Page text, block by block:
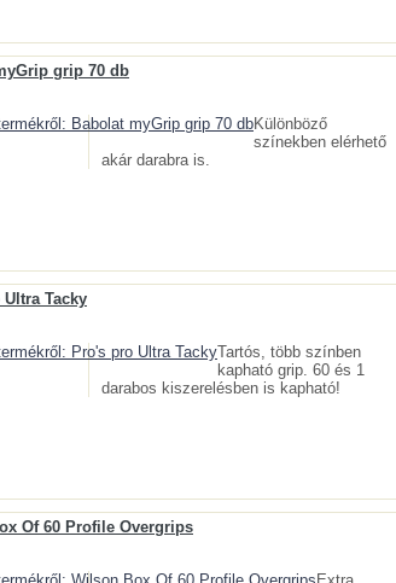
grip 70 db
Különböző
színekben elérhető
akár darabra is.
Tacky
Tartós, több színben
kapható grip. 60 és 1
darabos kiszerelésben is kapható!
Of 60 Profile Overgrips